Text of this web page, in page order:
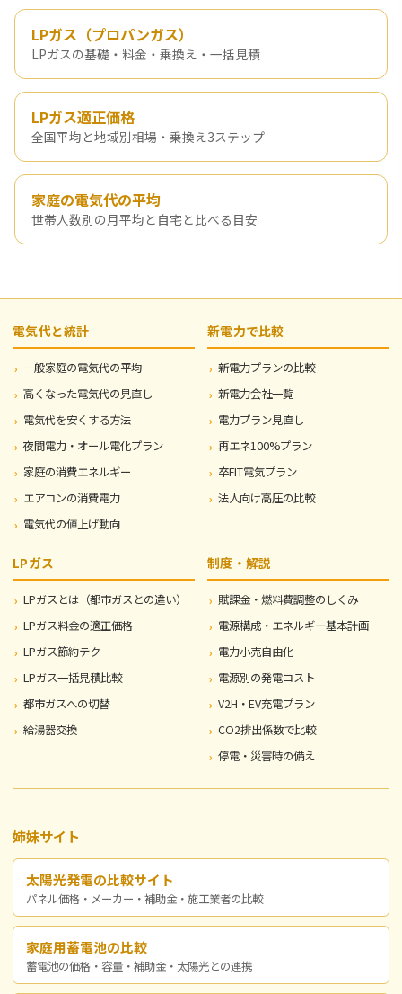
LPガス（プロパンガス）
LPガスの基礎・料金・乗換え・一括見積
LPガス適正価格
全国平均と地域別相場・乗換え3ステップ
家庭の電気代の平均
世帯人数別の月平均と自宅と比べる目安
電気代と統計
一般家庭の電気代の平均
高くなった電気代の見直し
電気代を安くする方法
夜間電力・オール電化プラン
家庭の消費エネルギー
エアコンの消費電力
電気代の値上げ動向
新電力で比較
新電力プランの比較
新電力会社一覧
電力プラン見直し
再エネ100%プラン
卒FIT電気プラン
法人向け高圧の比較
LPガス
LPガスとは（都市ガスとの違い）
LPガス料金の適正価格
LPガス節約テク
LPガス一括見積比較
都市ガスへの切替
給湯器交換
制度・解説
賦課金・燃料費調整のしくみ
電源構成・エネルギー基本計画
電力小売自由化
電源別の発電コスト
V2H・EV充電プラン
CO2排出係数で比較
停電・災害時の備え
姉妹サイト
太陽光発電の比較サイト
パネル価格・メーカー・補助金・施工業者の比較
家庭用蓄電池の比較
蓄電池の価格・容量・補助金・太陽光との連携